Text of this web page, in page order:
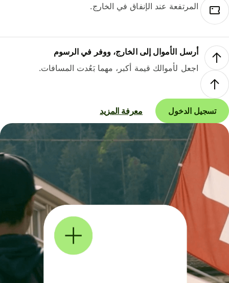
المرتفعة عند الإنفاق في الخارج.
أرسل الأموال إلى الخارج، ووفر في الرسوم
اجعل لأموالك قيمة أكبر، مهما بَعُدت المسافات.
تسجيل الدخول معرفة المزيد